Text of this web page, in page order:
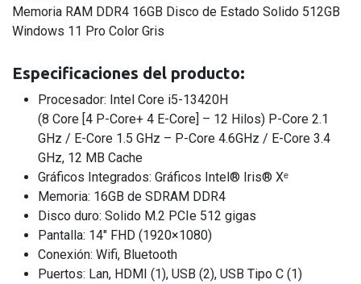
Memoria RAM DDR4 16GB Disco de Estado Solido 512GB
Windows 11 Pro Color Gris
Especificaciones del producto:
Procesador: Intel Core i5-13420H
(8 Core [4 P-Core+ 4 E-Core] – 12 Hilos) P-Core 2.1
GHz / E-Core 1.5 GHz – P-Core 4.6GHz / E-Core 3.4
GHz, 12 MB Cache
Gráficos Integrados: Gráficos Intel® Iris® Xᵉ
Memoria: 16GB de SDRAM DDR4
Disco duro: Solido M.2 PCIe 512 gigas
Pantalla: 14″ FHD (1920×1080)
Conexión: Wifi, Bluetooth
Puertos: Lan, HDMI (1), USB (2), USB Tipo C (1)